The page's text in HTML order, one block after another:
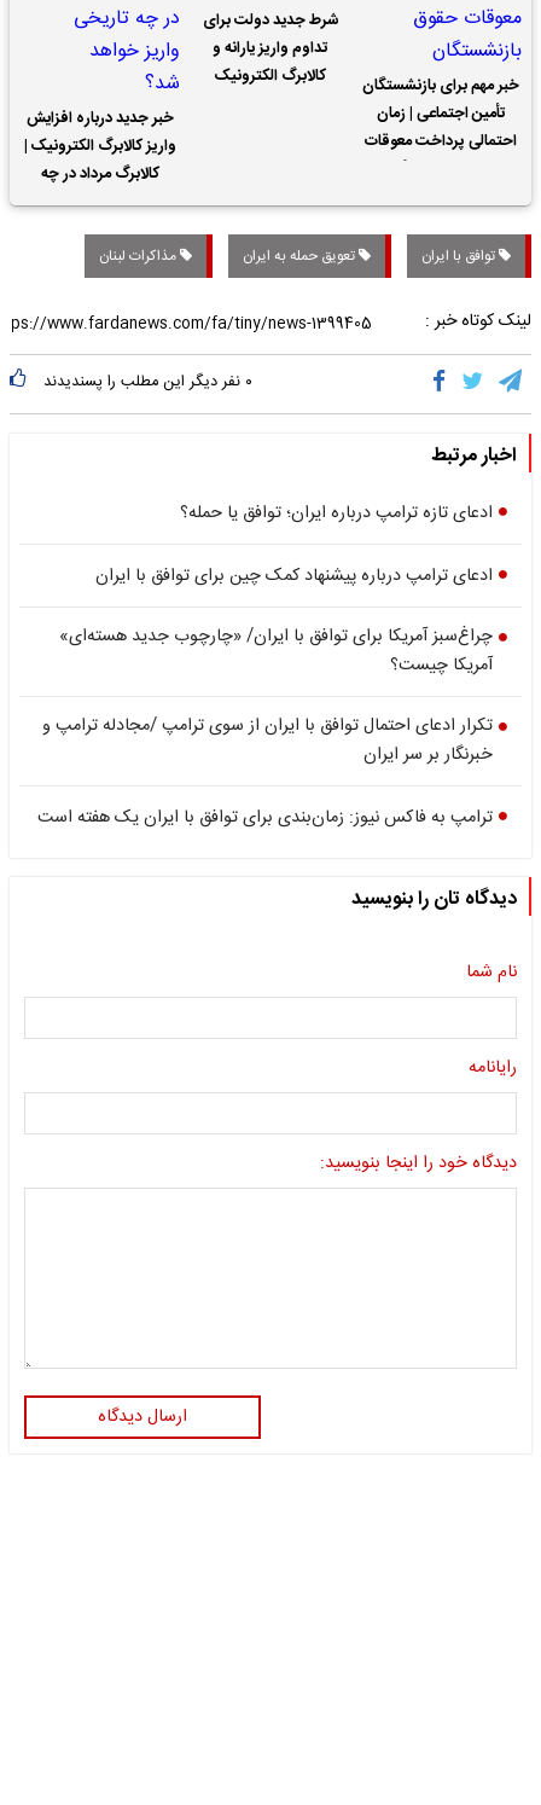
خبر مهم برای بازنشستگان
تأمین اجتماعی | زمان
احتمالی پرداخت معوقات
شرط جدید دولت برای
تداوم واریز یارانه و
کالابرگ الکترونیک
خبر جدید درباره افزایش
واریز کالابرگ الکترونیک |
کالابرگ مرداد در چه
تاریخی واریز خواهد شد؟
توافق با ایران تعویق حمله به ایران مذاکرات لبنان
لینک کوتاه خبر :
۰ نفر دیگر این مطلب را پسندیدند
اخبار مرتبط
ادعای تازه ترامپ درباره ایران؛ توافق یا حمله؟
ادعای ترامپ درباره پیشنهاد کمک چین برای توافق با ایران
چراغ‌سبز آمریکا برای توافق با ایران/ «چارچوب جدید هسته‌ای»
آمریکا چیست؟
تکرار ادعای احتمال توافق با ایران از سوی ترامپ /مجادله ترامپ و
خبرنگار بر سر ایران
ترامپ به فاکس نیوز: زمان‌بندی برای توافق با ایران یک هفته است
دیدگاه تان را بنویسید
نام شما
رایانامه
دیدگاه خود را اینجا بنویسید:
ارسال دیدگاه